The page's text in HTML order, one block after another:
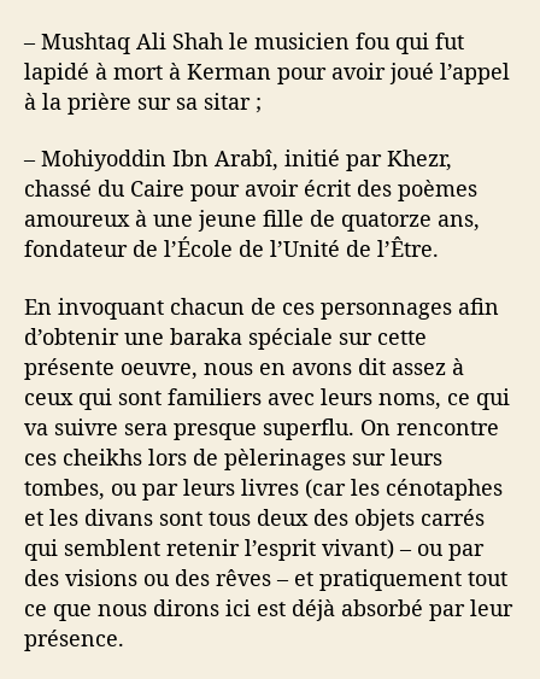
– Mushtaq Ali Shah le musicien fou qui fut
lapidé à mort à Kerman pour avoir joué l’appel
à la prière sur sa sitar ;
– Mohiyoddin Ibn Arabî, initié par Khezr,
chassé du Caire pour avoir écrit des poèmes
amoureux à une jeune fille de quatorze ans,
fondateur de l’École de l’Unité de l’Être.
En invoquant chacun de ces personnages afin
d’obtenir une baraka spéciale sur cette
présente oeuvre, nous en avons dit assez à
ceux qui sont familiers avec leurs noms, ce qui
va suivre sera presque superflu. On rencontre
ces cheikhs lors de pèlerinages sur leurs
tombes, ou par leurs livres (car les cénotaphes
et les divans sont tous deux des objets carrés
qui semblent retenir l’esprit vivant) – ou par
des visions ou des rêves – et pratiquement tout
ce que nous dirons ici est déjà absorbé par leur
présence.